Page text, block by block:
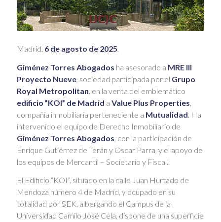
Madrid, 6 de agosto de 2025.
Giménez Torres Abogados ha asesorado a MRE III
Proyecto Nueve, sociedad participada por el Grupo
Royal Metropolitan , en la venta del emblemático
edificio ”KOI” de Madrid a Value Plus Properties
compañía inmobiliaria perteneciente a Mutualidad . Ha
intervenido el equipo de Derecho Inmobiliario de
Giménez Torres Abogados , con la participación de
Enrique Gutiérrez de Terán y Oscar Parra, y el apoyo de
los equipos de Mercantil – Societario y Fiscal.
El Edificio “KOI”, situado en la calle Juan Hurtado de
Mendoza número 4 de Madrid, y ocupado en su
totalidad por SEK, albergando el Campus de la
Universidad Camilo José Cela, dispone de una superficie